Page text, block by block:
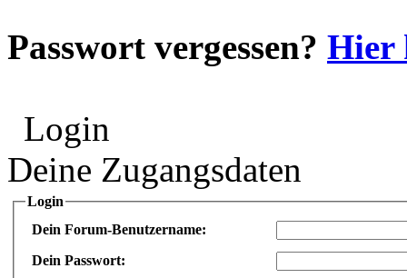
Passwort vergessen? Hier
Login
Deine Zugangsdaten
Login
Dein Forum-Benutzername:
Dein Passwort: